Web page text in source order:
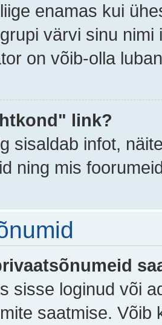
enamas kui
värvi sinu
on võib-olla
link?
sisaldab infot,
ning mis
sisse loginud või
saatmise. Võib